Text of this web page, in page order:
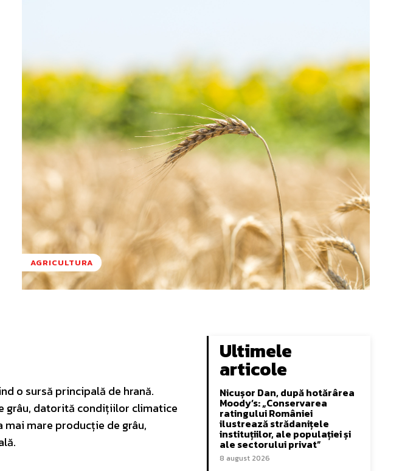
AGRICULTURA
o sursă principală de hrană.
grâu, datorită condițiilor climatice
mare producție de grâu,
Ultimele
articole
Nicușor Dan, după hotărârea
Moody’s: „Conservarea
ratingului României
ilustrează strădanițele
instituțiilor, ale populației și
ale sectorului privat”
8 august 2026